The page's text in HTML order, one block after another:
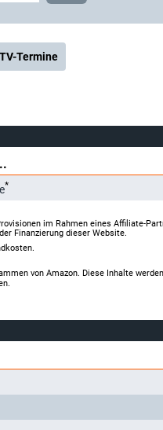
Termine
*
im Rahmen eines Affiliate-
Finanzierung dieser Website.
von Amazon. Diese Inhalte